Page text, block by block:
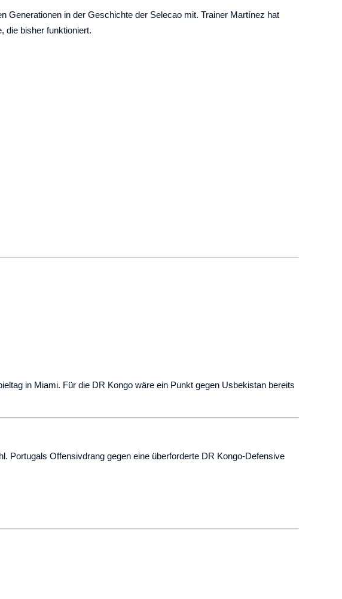
Generationen in der Geschichte der Selecao mit. Trainer Martínez hat
die bisher funktioniert.
in Miami. Für die DR Kongo wäre ein Punkt gegen Usbekistan bereits
Portugals Offensivdrang gegen eine überforderte DR Kongo-Defensive